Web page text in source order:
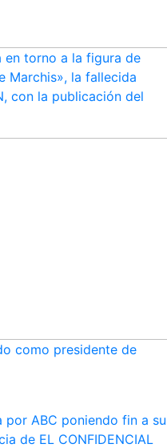
en torno a la figura de
Marchis», la fallecida
con la publicación del
como presidente de
ABC poniendo fin a su
de EL CONFIDENCIAL